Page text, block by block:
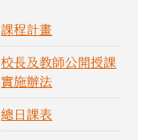
課程計畫
校長及教師公開授課
實施辦法
總日課表